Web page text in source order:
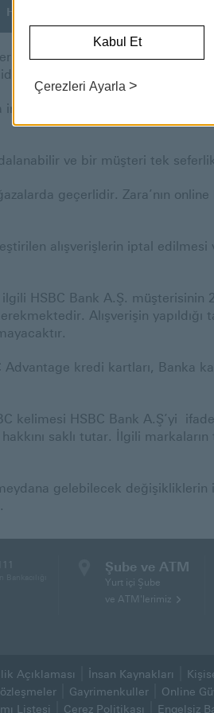
HSBC PREMİER KREDİ KARTINA
arasında HSBC müşterilerinin
kampanyası kapsamında
ve bir müşteri tek
geçerlidir. Zara’nın
alışverişlerin iptal
HSBC Bank A.Ş. müşterisinin
Alışverişin
kredi kartları, Banka
kelimesi HSBC Bank A.Ş’yi
saklı tutar. İlgili
gelebilecek değişikliklerin
Şube ve ATM
Yurt içi Şube
ve ATM'lerimiz
Açıklaması İnsan Kaynakları
açılacaktır)(Bu sayfa yeni pencerede
Gayrimenkuller
Online
Listesi Çerez Politikası Engelsiz
Kabul Et
Çerezleri Ayarla >